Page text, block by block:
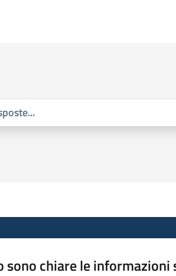
...
sono chiare le informazioni